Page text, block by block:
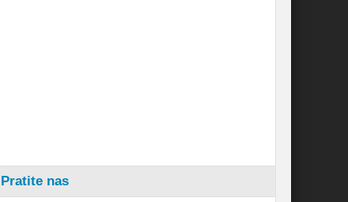
Pratite nas